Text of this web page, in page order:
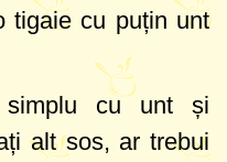
tigaie cu puțin unt
cu unt și
alt sos, ar trebui